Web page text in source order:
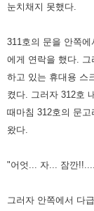
눈치채지 못했다.
311호의 문을 안쪽
에게 연락을 했다. 그
하고 있는 휴대용 스
켰다. 그러자 312호
때마침 312호의 문
왔다.
"어엇... 자... 잠깐
그러자 안쪽에서 다